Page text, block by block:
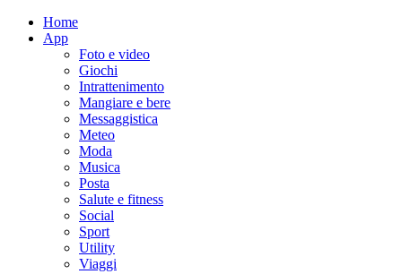
Home
App
Foto e video
Giochi
Intrattenimento
Mangiare e bere
Messaggistica
Meteo
Moda
Musica
Posta
Salute e fitness
Social
Sport
Utility
Viaggi